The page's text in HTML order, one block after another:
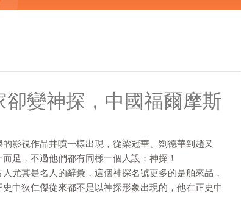
變神探，中國福爾摩斯
影視作品井噴一樣出現，從梁冠華、劉德華到趙又
足，不過他們都有同樣一個人設：神探！
尤其是名人的辭彙，這個神探名號更多的是舶來品，
中狄仁傑從來都不是以神探形象出現的，他在正史中